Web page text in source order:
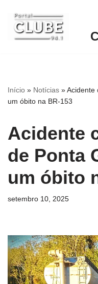
Pular
para
Início » Notícias »Acidente
um óbito na BR-153
Acidente
de Ponta
um óbito
setembro 10, 2025